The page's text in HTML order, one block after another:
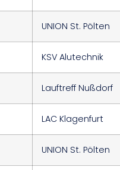
UNION St. Pölten
KSV Alutechnik
Lauftreff Nußdorf
LAC Klagenfurt
UNION St. Pölten